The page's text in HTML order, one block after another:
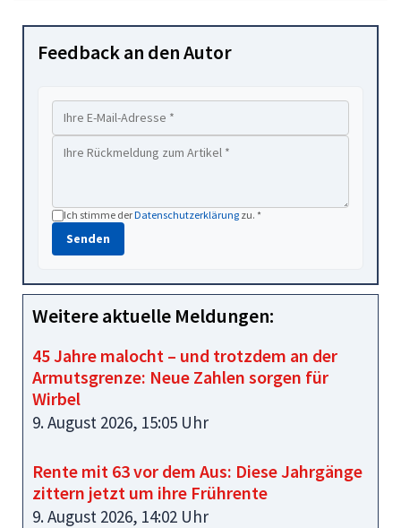
Feedback an den Autor
Ich stimme derDatenschutzerklärung zu. *
Senden
Weitere aktuelle Meldungen:
45 Jahre malocht – und trotzdem an der
Armutsgrenze: Neue Zahlen sorgen für
Wirbel
9. August 2026, 15:05 Uhr
Rente mit 63 vor dem Aus: Diese Jahrgänge
zittern jetzt um ihre Frührente
9. August 2026, 14:02 Uhr